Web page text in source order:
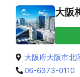
大阪
大阪府大阪市北
06-6373-0110